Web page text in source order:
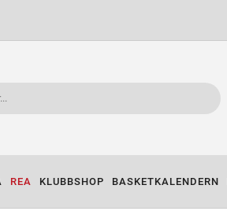
REA KLUBBSHOP BASKETKALENDERN